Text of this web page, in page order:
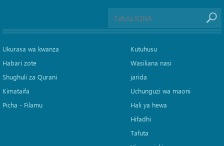
Ukurasa wa kwanza
Habari zote
Shughuli za Qurani
Kimataifa
Picha‎ - Filamu‎
Kutuhusu
Wasiliana nasi
jarida
Uchunguzi wa maoni
Hali ya hewa
Hifadhi
Tafuta